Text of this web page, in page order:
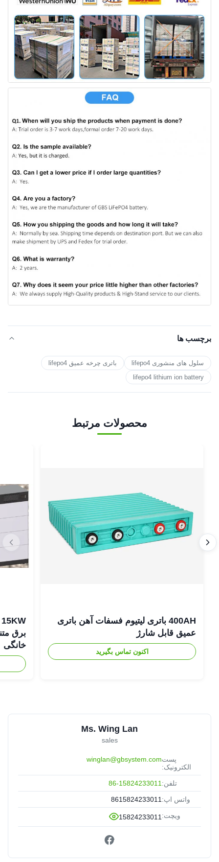
برچسب ها
سلول های منشوری lifepo4
باتری چرخه عمیق lifepo4
lifepo4 lithium ion battery
محصولات مرتبط
400AH باتری لیتیوم فسفات آهن باتری
عمیق قابل شارژ
اکنون تماس بگیرید
برق
خانگی
Ms. Wing Lan
sales
پست
الکترونیک:
winglan@gbsystem.com
تلفن: 86-15824233011
واتس اپ: 8615824233011
ویچت: 15824233011